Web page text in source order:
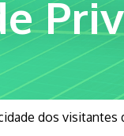
dos visitantes